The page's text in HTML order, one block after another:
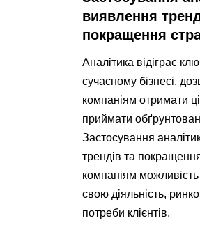
виявлення
покращення
Аналітика відіграє
сучасному бізнесі,
компаніям отримати
приймати
Застосування
трендів та
компаніям
свою діяльність,
потреби клієнтів.